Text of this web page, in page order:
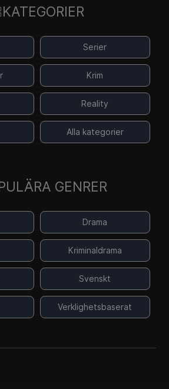
KATEGORIER
Serier
Krim
Reality
Alla kategorier
GENRER
Drama
Kriminaldrama
Svenskt
Verklighetsbaserat